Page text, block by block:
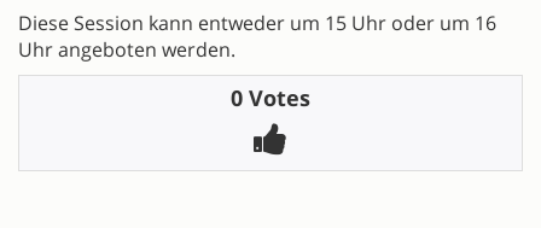
Diese Session kann entweder um 15 Uhr oder um 16
Uhr angeboten werden.
0 Votes